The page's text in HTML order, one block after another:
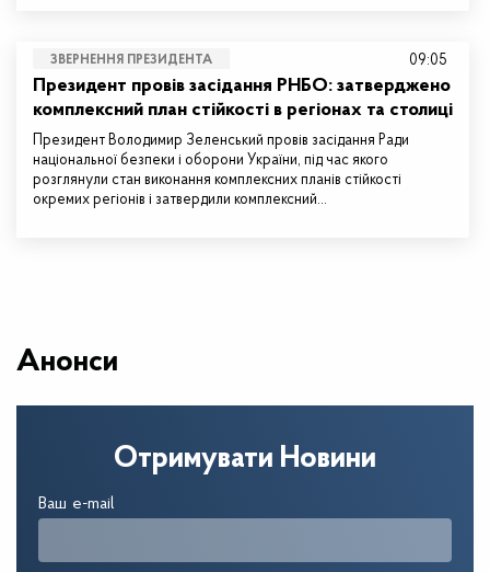
ЗВЕРНЕННЯ ПРЕЗИДЕНТА
Президент провів засідання РНБО: затверджено
комплексний план стійкості в регіонах та столиці
Президент Володимир Зеленський провів засідання Ради
національної безпеки і оборони України, під час якого
розглянули стан виконання комплексних планів стійкості
окремих регіонів і затвердили комплексний…
09:05
Анонси
Отримувати Новини
Ваш e-mail